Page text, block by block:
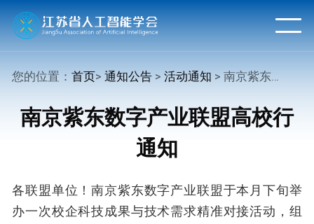
您的位置：首页>通知公告 >活动通知 > 南京紫东数字产业联盟高校行通知
南京紫东数字产业联盟高校行
通知
各联盟单位！南京紫东数字产业联盟于本月下旬举
办一次校企科技成果与技术需求精准对接活动，组